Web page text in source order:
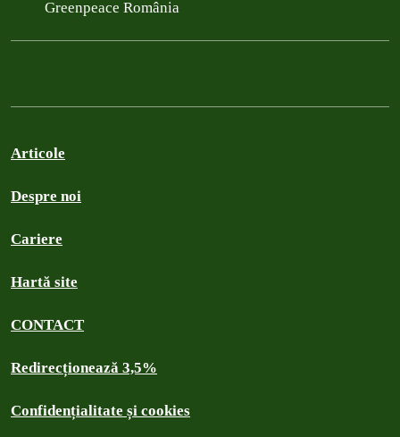
Greenpeace România
Articole
Despre noi
Cariere
Hartă site
CONTACT
Redirecționează 3,5%
Confidențialitate și cookies